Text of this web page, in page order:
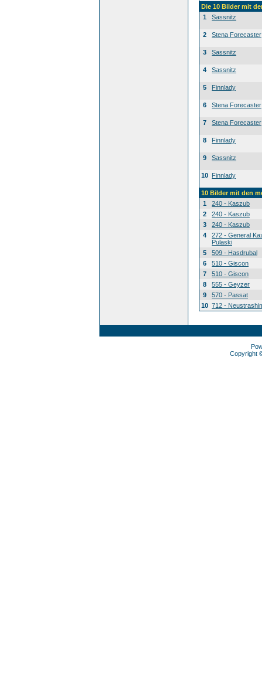
Die 10 Bilder mit
1
Sassnitz
2 Stena Forecaster
3 Sassnitz
4 Sassnitz
5 Finnlady
6 Stena Forecaster
7 Stena Forecaster
8 Finnlady
9 Sassnitz
10 Finnlady
10 Bilder mit den
1
240 - Kaszub
2
240 - Kaszub
3
240 - Kaszub
4
272 - General
Pulaski
5
509 - Hasdrubal
6
510 - Giscon
7
510 - Giscon
8
555 - Geyzer
9
570 - Passat
10 712 -
Copyright